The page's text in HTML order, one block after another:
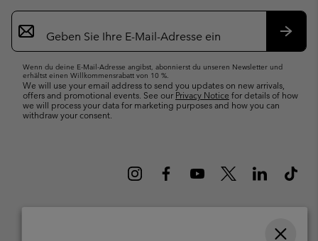
Newsletter-
Anmeldung
Wenn du deine E-Mail-Adresse angibst, abonnierst du unseren Newsletter und
erhältst einen Willkommensrabatt von 10 %.
We will use your email address to send you updates on new arrivals,
offers and promotional events. See ourPrivacy Notice for details of how
we will process your data for marketing purposes and how you can
withdraw your consent.